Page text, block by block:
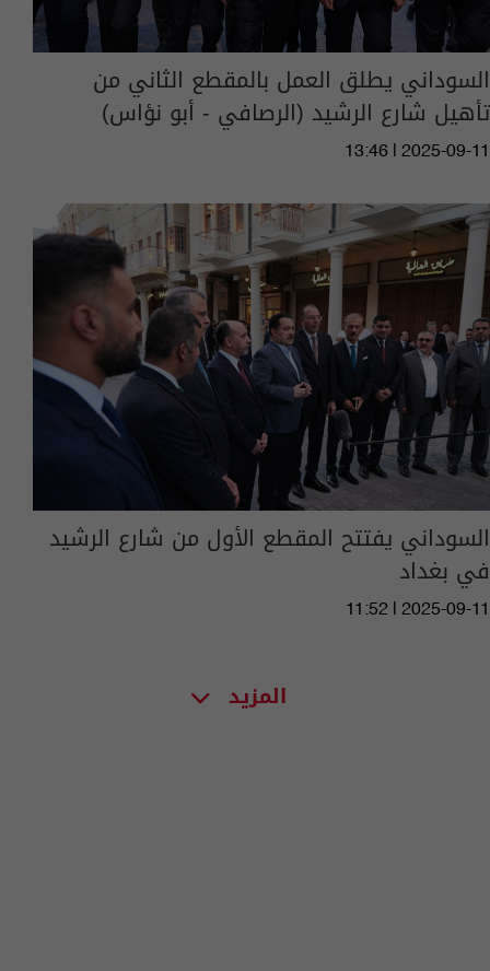
السوداني يطلق العمل بالمقطع الثاني من
تأهيل شارع الرشيد (الرصافي - أبو نؤاس)
13:46 | 2025-09-11
السوداني يفتتح المقطع الأول من شارع الرشيد
في بغداد
11:52 | 2025-09-11
المزيد